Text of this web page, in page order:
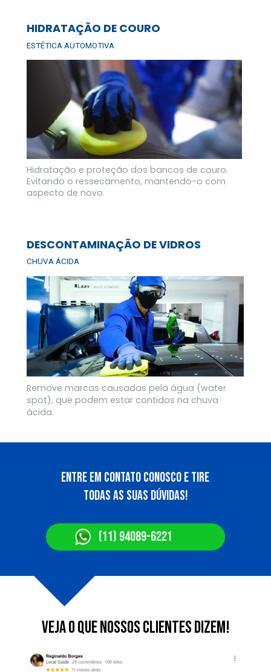
HIDRATAÇÃO DE COURO
ESTÉTICA AUTOMOTIVA
DESCONTAMINAÇÃO DE VIDROS
CHUVA ÁCIDA
Hidratação e proteção dos bancos de couro.
Evitando o ressecamento, mantendo-o com
aspecto de novo.
Remove marcas causadas pela água (water
spot), que podem estar contidos na chuva
ácida.
ENTRE EM CONTATO conosco E TIRE
TODAS AS SUAS DÚVIDAS!
(11) 94089-6221
VEJA o que nossos clientes dizem!